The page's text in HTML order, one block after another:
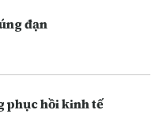
đạn
phục hồi kinh tế